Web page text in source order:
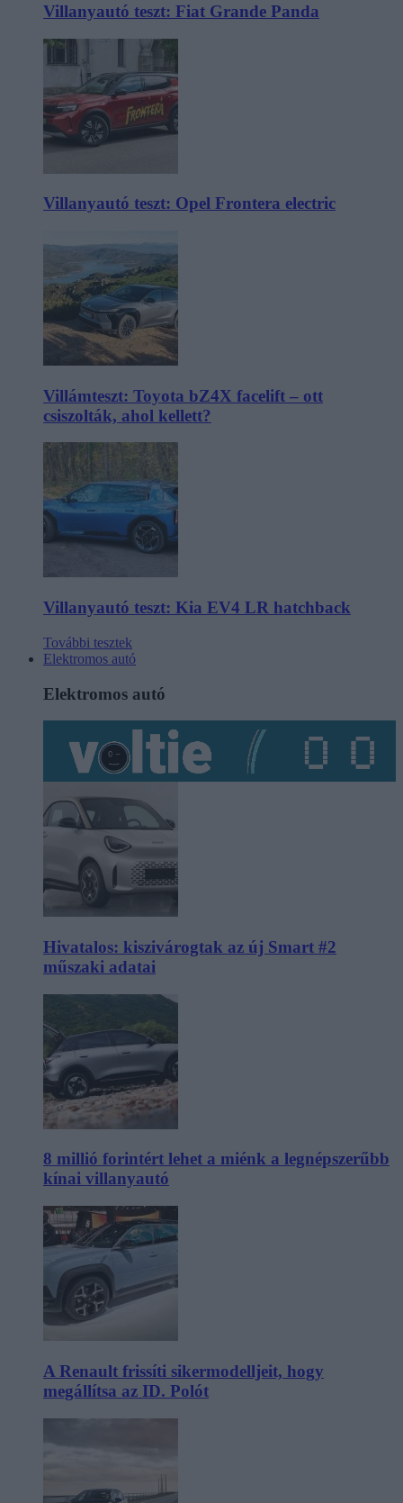
Villanyautó teszt: Fiat Grande Panda
Villanyautó teszt: Opel Frontera electric
Villámteszt: Toyota bZ4X facelift – ott
csiszolták, ahol kellett?
Villanyautó teszt: Kia EV4 LR hatchback
További tesztek
Elektromos autó
Elektromos autó
Hivatalos: kiszivárogtak az új Smart #2
műszaki adatai
8 millió forintért lehet a miénk a legnépszerűbb
kínai villanyautó
A Renault frissíti sikermodelljeit, hogy
megállítsa az ID. Polót